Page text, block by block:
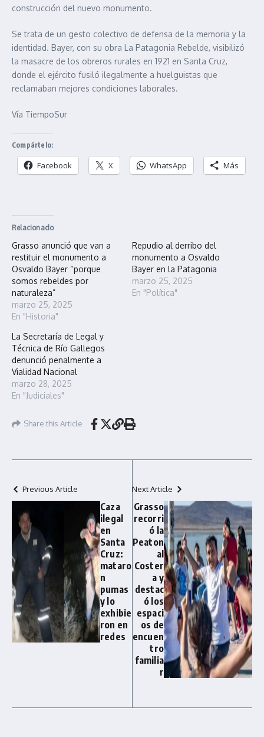
construcción del nuevo monumento.
Se trata de un gesto colectivo de defensa de la memoria y la
identidad. Bayer, con su obra La Patagonia Rebelde, visibilizó
la masacre de los obreros rurales en 1921 en Santa Cruz,
donde el ejército fusiló ilegalmente a huelguistas que
reclamaban mejores condiciones laborales.
Vía TiempoSur
Compártelo:
Facebook X WhatsApp Más
Relacionado
Grasso anunció que van a
restituir el monumento a
Osvaldo Bayer “porque
somos rebeldes por
naturaleza”
marzo 25, 2025
En "Historia"
Repudio al derribo del
monumento a Osvaldo
Bayer en la Patagonia
marzo 25, 2025
En "Política"
La Secretaría de Legal y
Técnica de Río Gallegos
denunció penalmente a
Vialidad Nacional
marzo 28, 2025
En "Judiciales"
Share this Article
Previous Article
Caza
ilegal
en
Santa
Cruz:
mataro
n
pumas
y lo
exhibie
ron en
redes
Next Article
Grasso
recorri
ó la
Peaton
al
Coster
a y
destac
ó los
espaci
os de
encuen
tro
familia
r